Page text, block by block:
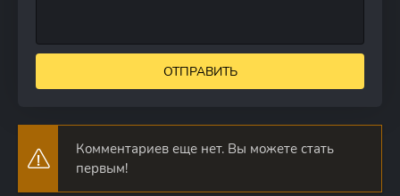
ОТПРАВИТЬ
Комментариев еще нет. Вы можете стать
первым!